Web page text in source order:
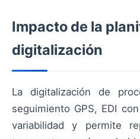
Impacto de la
digitalización
La digitalización de
seguimiento GPS, EDI
variabilidad y permite